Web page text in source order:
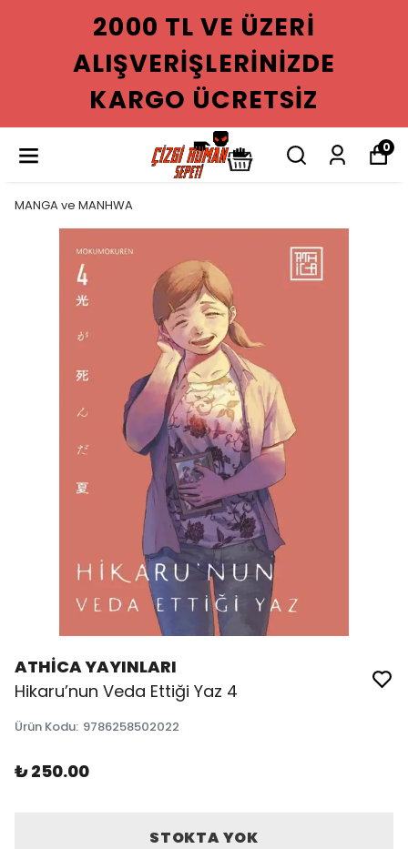
2000 TL VE ÜZERI
ALIŞVERIŞLERINIZDE
KARGO ÜCRETSIZ
0
MANGA ve MANHWA
ATHİCA YAYINLARI
Hikaru’nun Veda Ettiği Yaz 4
Ürün Kodu: 9786258502022
₺ 250.00
STOKTA YOK